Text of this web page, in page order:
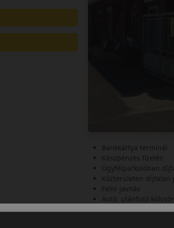
Bankkártya terminál
Készpénzes fizetés
Ügyfélparkolóban
Közterületen díjtalan
Felni javitás
Autó, utánfutó
Mezőgazdasági és